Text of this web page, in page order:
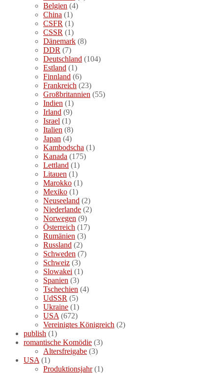
Belgien (4)
China (1)
CSFR (1)
CSSR (1)
Dänemark (8)
DDR (7)
Deutschland (104)
Estland (1)
Finnland (6)
Frankreich (23)
Großbritannien (55)
Indien (1)
Irland (9)
Israel (1)
Italien (8)
Japan (4)
Kambodscha (1)
Kanada (175)
Lettland (1)
Litauen (1)
Marokko (1)
Mexiko (1)
Neuseeland (2)
Niederlande (2)
Norwegen (9)
Österreich (17)
Rumänien (3)
Russland (2)
Schweden (7)
Schweiz (3)
Slowakei (1)
Spanien (3)
Tschechien (4)
UdSSR (5)
Ukraine (1)
USA (672)
Vereinigtes Königreich (2)
publish (1)
romantische Komödie (3)
Altersfreigabe (3)
USA (1)
Produktionsjahr(1)